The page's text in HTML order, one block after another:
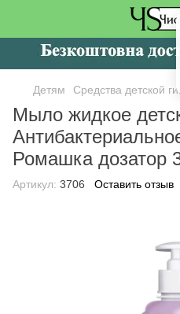
Детям Средства детской
Мыло жидкое
Ромашка дозатор
Артикул: 3706 Оставить отзыв